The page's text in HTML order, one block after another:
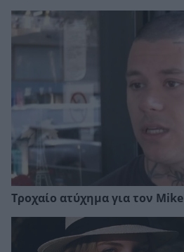
Τροχαίο ατύχημα για τον Mike